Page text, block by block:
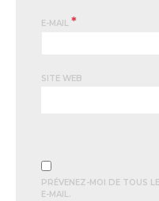
E-MAIL *
SITE WEB
PRÉVENEZ-MOI DE TOUS
E-MAIL.